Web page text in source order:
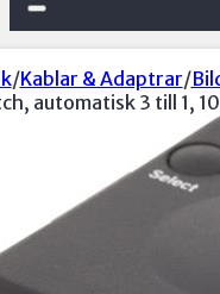
/Kablar & Adaptrar/
automatisk 3 till 1,